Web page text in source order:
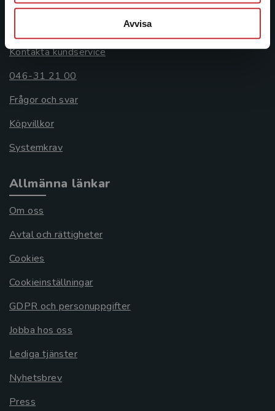
Avvisa
Kontakta kundservice
046-31 21 00
Frågor och svar
Köpvillkor
Systemkrav
Allmänna länkar
Om oss
Avtal och rättigheter
Cookies
Cookieinställningar
GDPR och personuppgifter
Jobba hos oss
Lediga tjänster
Nyhetsbrev
Press